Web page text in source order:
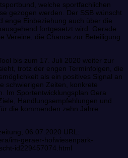
welche sportfachlichen
gezogen werden. Der SSB wünscht
enge Einbeziehung auch über die
fortgesetzt wird. Gerade
Vereine, die Chance zur Beteiligung
bis zum 17. Juli 2020 weiter zur
trotz der engen Terminfolgen, die
als ein positives Signal an
schwierigen Zeiten, konkrete
Im Sportentwicklungsplan Gera
Handlungsempfehlungen und
die kommenden zehn Jahre
06.07.2020 URL:
im-geraer-hofwiesenpark-
id229457074.html